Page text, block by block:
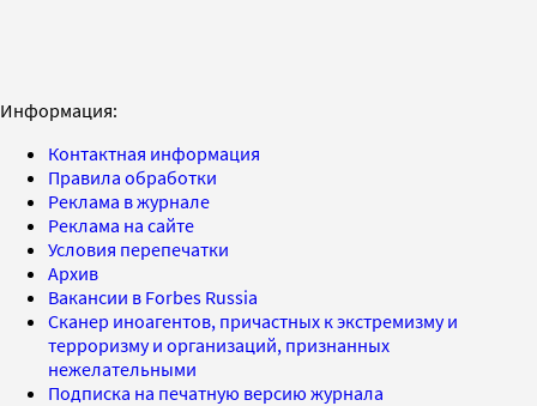
Информация:
Контактная информация
Правила обработки
Реклама в журнале
Реклама на сайте
Условия перепечатки
Архив
Вакансии в Forbes Russia
Сканер иноагентов, причастных к экстремизму и
терроризму и организаций, признанных
нежелательными
Подписка на печатную версию журнала